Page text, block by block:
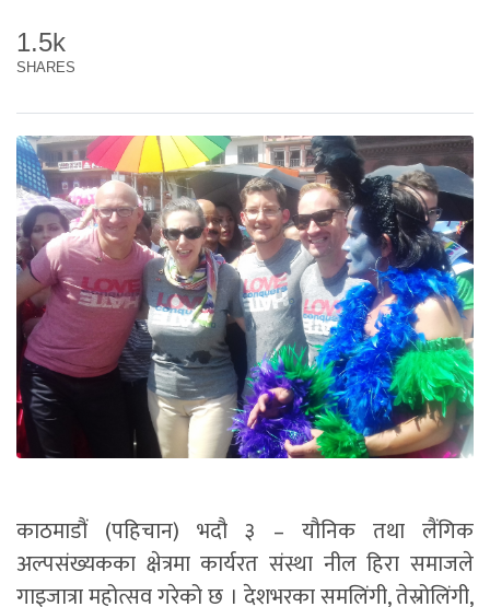
1.5k
SHARES
काठमाडौं (पहिचान) भदौ ३ – यौनिक तथा लैंगिक
अल्पसंख्यकका क्षेत्रमा कार्यरत संस्था नील हिरा समाजले
गाइजात्रा महोत्सव गरेको छ । देशभरका समलिंगी, तेस्रोलिंगी,